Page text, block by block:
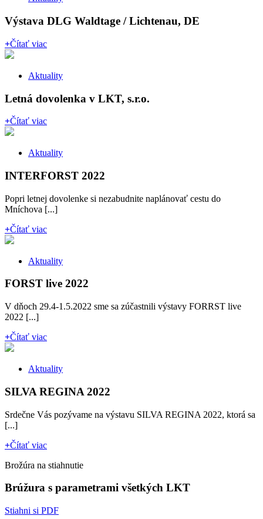
Výstava DLG Waldtage / Lichtenau, DE
+Čítať viac
Aktuality
Letná dovolenka v LKT, s.r.o.
+Čítať viac
Aktuality
INTERFORST 2022
Popri letnej dovolenke si nezabudnite naplánovať cestu do
Mníchova [...]
+Čítať viac
Aktuality
FORST live 2022
V dňoch 29.4-1.5.2022 sme sa zúčastnili výstavy FORRST live
2022 [...]
+Čítať viac
Aktuality
SILVA REGINA 2022
Srdečne Vás pozývame na výstavu SILVA REGINA 2022, ktorá sa
[...]
+Čítať viac
Brožúra na stiahnutie
Brúžura s parametrami všetkých LKT
Stiahni si PDF